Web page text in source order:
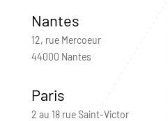
Nantes
12, rue Mercoeur
44000 Nantes
Paris
2 au 18 rue Saint-Victor